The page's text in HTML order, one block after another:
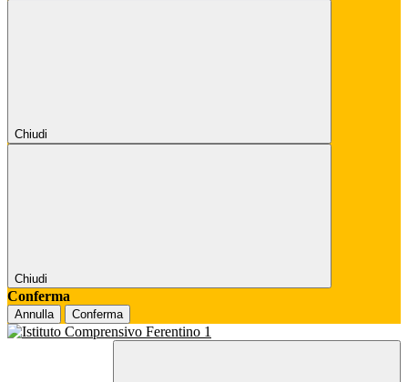
Chiudi
Chiudi
Conferma
Annulla Conferma